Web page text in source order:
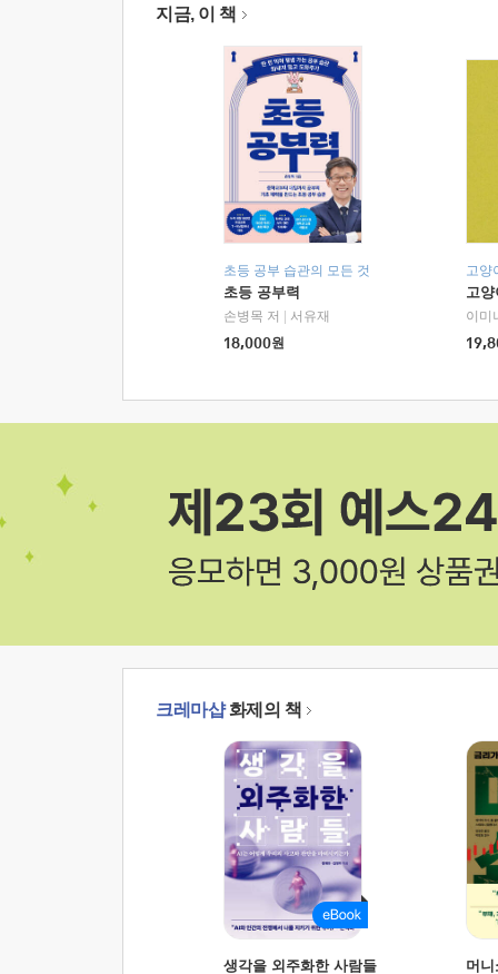
지금, 이 책
초등 공부 습관의 모든 것
초등 공부력
손병목 저
서유재
18,000원
고양
고
이미
크레마샵화제의 책
생각을 외주화한 사람들 머